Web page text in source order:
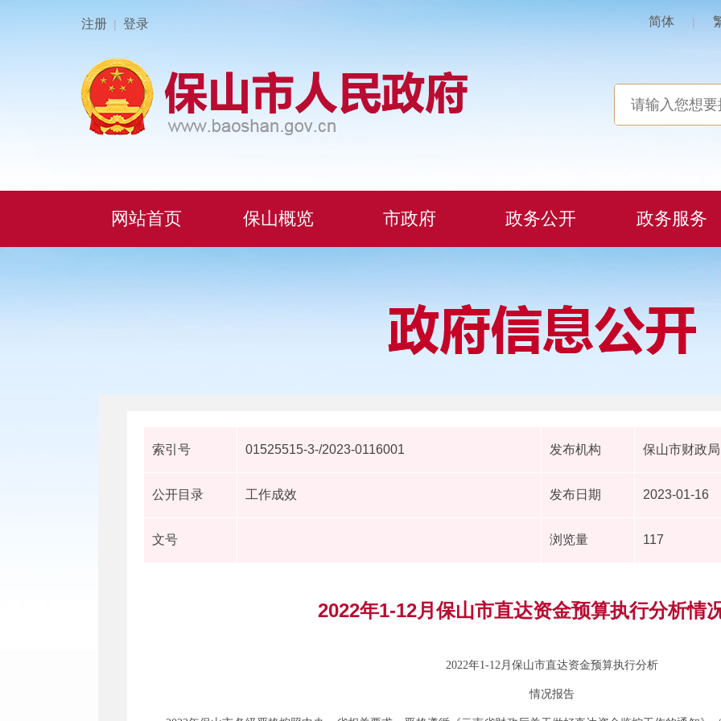
注册 | 登录 简体 |
网站首页 保山概览 市政府 政务公开 政务服务
索引号 01525515-3-/2023-0116001 发布机构 保山市财政局
公开目录 工作成效 发布日期 2023-01-16
文号 浏览量 117
2022年1-12月保山市直达资金预算执行分析情
2022年1-12月 保山市直达资金预算执行分析
情况报告